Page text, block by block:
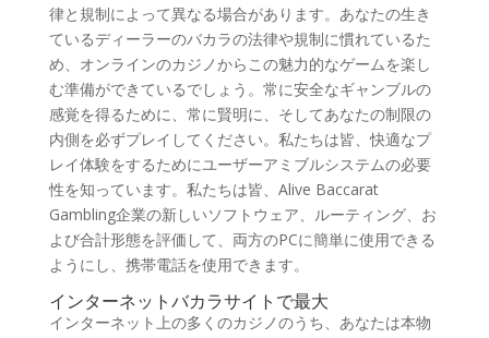
律と規制によって異なる場合があります。あなたの生き
ているディーラーのバカラの法律や規制に慣れているた
め、オンラインのカジノからこの魅力的なゲームを楽し
む準備ができているでしょう。常に安全なギャンブルの
感覚を得るために、常に賢明に、そしてあなたの制限の
内側を必ずプレイしてください。私たちは皆、快適なプ
レイ体験をするためにユーザーアミブルシステムの必要
性を知っています。私たちは皆、Alive Baccarat
Gambling企業の新しいソフトウェア、ルーティング、お
よび合計形態を評価して、両方のPCに簡単に使用できる
ようにし、携帯電話を使用できます。
インターネットバカラサイトで最大
インターネット上の多くのカジノのうち、あなたは本物